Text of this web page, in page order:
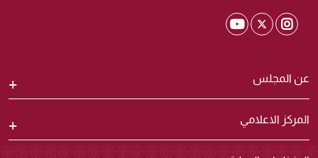
عن المجلس
المركز الاعلامي
Shura Instagram
Shura Twitter
Shura Youtube